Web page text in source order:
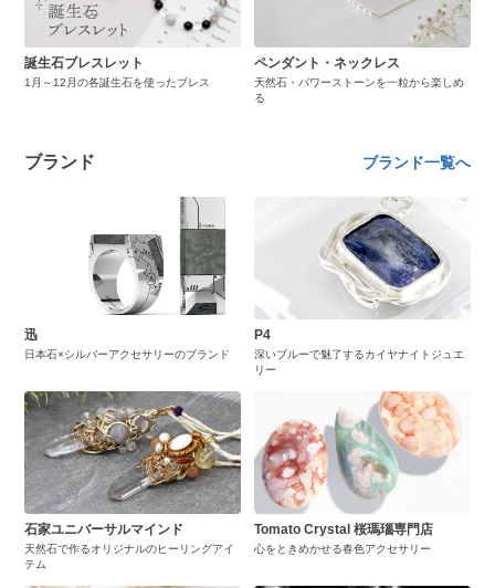
誕生石ブレスレット
1月～12月の各誕生石を使ったブレス
ペンダント・ネックレス
天然石・パワーストーンを一粒から楽しめ
る
ブランド ブランド一覧へ
迅
日本石×シルバーアクセサリーのブランド
P4
深いブルーで魅了するカイヤナイトジュエ
リー
石家ユニバーサルマインド
天然石で作るオリジナルのヒーリングアイ
テム
Tomato Crystal 桜瑪瑙専門店
心をときめかせる春色アクセサリー